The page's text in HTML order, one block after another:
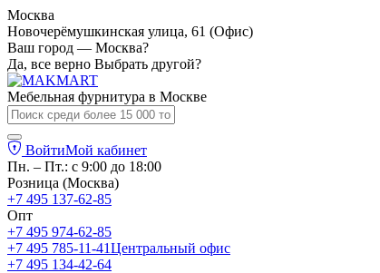
Москва
Новочерёмушкинская улица, 61 (Офис)
Ваш город — Москва?
Да, все верно Выбрать другой?
Мебельная фурнитура в Москве
ВойтиМой кабинет
Пн. – Пт.: с 9:00 до 18:00
Розница (Москва)
+7 495 137-62-85
Опт
+7 495 974-62-85
+7 495 785-11-41Центральный офис
+7 495 134-42-64